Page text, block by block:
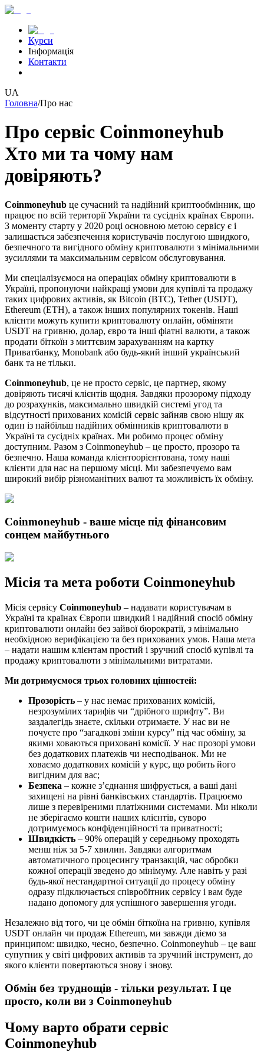
Курси
Інформація
Контакти
UA
Головна/Про нас
Про сервіс Coinmoneyhub
Хто ми та чому нам
довіряють?
Coinmoneyhub це сучасний та надійний криптообмінник, що
працює по всій території України та сусідніх країнах Європи.
З моменту старту у 2020 році основною метою сервісу є і
залишається забезпечення користувачів послугою швидкого,
безпечного та вигідного обміну криптовалюти з мінімальними
зусиллями та максимальним сервісом обслуговування.
Ми спеціалізуємося на операціях обміну криптовалюти в
Україні, пропонуючи найкращі умови для купівлі та продажу
таких цифрових активів, як Bitcoin (BTC), Tether (USDT),
Ethereum (ETH), а також інших популярних токенів. Наші
клієнти можуть купити криптовалюту онлайн, обміняти
USDT на гривню, долар, євро та інші фіатні валюти, а також
продати біткоїн з миттєвим зарахуванням на картку
Приватбанку, Monobank або будь-який інший український
банк та не тільки.
Coinmoneyhub, це не просто сервіс, це партнер, якому
довіряють тисячі клієнтів щодня. Завдяки прозорому підходу
до розрахунків, максимально швидкій системі угод та
відсутності прихованих комісій сервіс зайняв свою нішу як
один із найбільш надійних обмінників криптовалюти в
Україні та сусідніх країнах. Ми робимо процес обміну
доступним. Разом з Coinmoneyhub – це просто, прозоро та
безпечно. Наша команда клієнтоорієнтована, тому наші
клієнти для нас на першому місці. Ми забезпечуємо вам
широкий вибір різноманітних валют та можливість їх обміну.
Coinmoneyhub - ваше місце під фінансовим
сонцем майбутнього
Місія та мета роботи Coinmoneyhub
Місія сервісу Coinmoneyhub – надавати користувачам в
Україні та країнах Європи швидкий і надійний спосіб обміну
криптовалюти онлайн без зайвої бюрократії, з мінімально
необхідною верифікацією та без прихованих умов. Наша мета
– надати нашим клієнтам простий і зручний спосіб купівлі та
продажу криптовалюти з мінімальними витратами.
Ми дотримуємося трьох головних цінностей:
Прозорість – у нас немає прихованих комісій,
незрозумілих тарифів чи “дрібного шрифту”. Ви
заздалегідь знаєте, скільки отримаєте. У нас ви не
почуєте про “загадкові зміни курсу” під час обміну, за
якими ховаються приховані комісії. У нас прозорі умови
без додаткових платежів чи несподіванок. Ми не
ховаємо додаткових комісій у курс, що робить його
вигідним для вас;
Безпека – кожне з’єднання шифрується, а ваші дані
захищені на рівні банківських стандартів. Працюємо
лише з перевіреними платіжними системами. Ми ніколи
не зберігаємо кошти наших клієнтів, суворо
дотримуємось конфіденційності та приватності;
Швидкість – 90% операцій у середньому проходять
менш ніж за 5-7 хвилин. Завдяки алгоритмам
автоматичного процесингу транзакцій, час обробки
кожної операції зведено до мінімуму. Але навіть у разі
будь-якої нестандартної ситуації до процесу обміну
одразу підключається співробітник сервісу і вам буде
надано допомогу для успішного завершення угоди.
Незалежно від того, чи це обмін біткоїна на гривню, купівля
USDT онлайн чи продаж Ethereum, ми завжди діємо за
принципом: швидко, чесно, безпечно. Coinmoneyhub – це ваш
супутник у світі цифрових активів та зручний інструмент, до
якого клієнти повертаються знову і знову.
Обмін без труднощів - тільки результат. І це
просто, коли ви з Coinmoneyhub
Чому варто обрати сервіс
Coinmoneyhub